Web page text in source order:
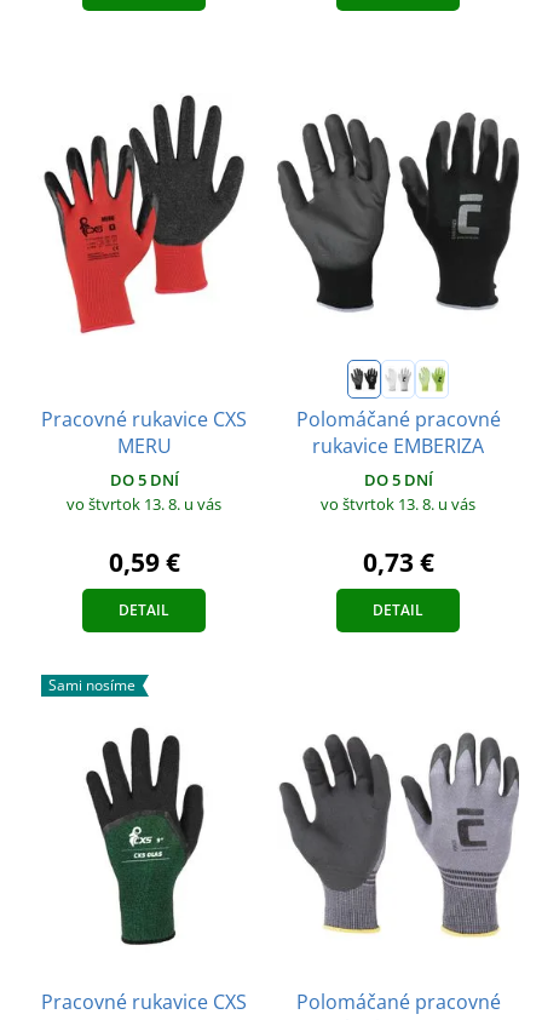
Pracovné rukavice CXS
MERU
DO 5 DNÍ
vo štvrtok 13. 8. u vás
0,59 €
DETAIL
Polomáčané pracovné
rukavice EMBERIZA
DO 5 DNÍ
vo štvrtok 13. 8. u vás
0,73 €
DETAIL
Sami nosíme
Pracovné rukavice CXS
Polomáčané pracovné